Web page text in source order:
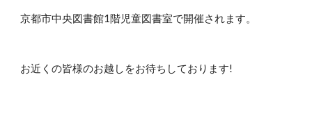
京都市中央図書館1階児童図書室で開催されます。
お近くの皆様のお越しをお待ちしております!